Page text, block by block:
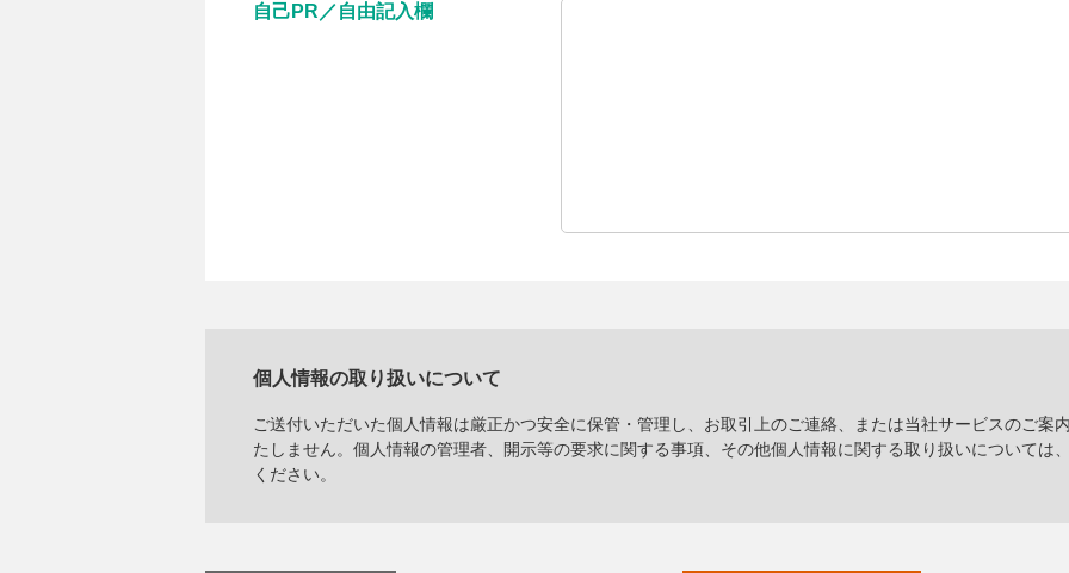
自己PR／自由記入欄
個人情報の取り扱いについて
ご送付いただいた個人情報は厳正かつ安全に保管・管理し、お取引上のご連絡、または当社サービスのご案
たしません。個人情報の管理者、開示等の要求に関する事項、その他個人情報に関する取り扱いについては
ください。